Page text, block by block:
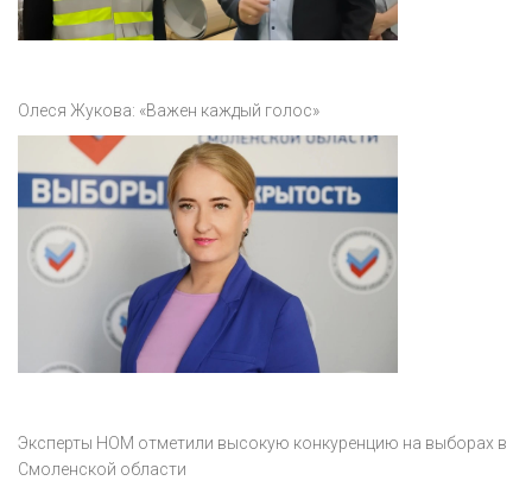
Наши юбиляры
Олеся Жукова: «Важен каждый голос»
Эксперты НОМ отметили высокую конкуренцию на выборах в
Смоленской области